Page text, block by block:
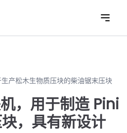
生产松木生物质压块的柴油锯末压块
，用于制造 Pini
，具有新设计